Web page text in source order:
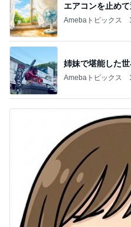
エアコンを止め
Amebaトピックス
姉妹で堪能した
Amebaトピックス